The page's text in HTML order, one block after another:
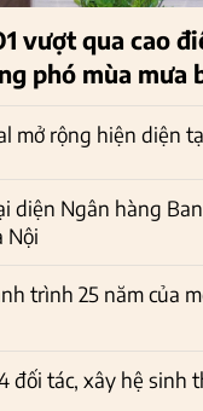
vượt qua cao
phó mùa mưa
mở rộng hiện diện
diện Ngân hàng
Nội
trình 25 năm của
đối tác, xây hệ sinh